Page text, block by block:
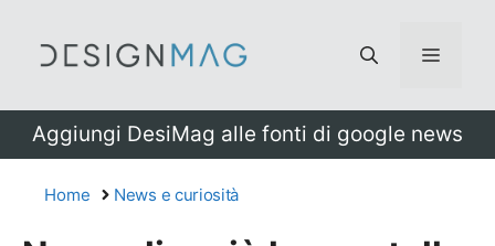
Menu
Aggiungi DesiMag alle fonti di google news
Home News e curiosità